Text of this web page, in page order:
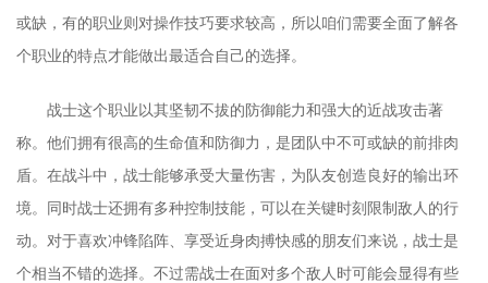
或缺，有的职业则对操作技巧要求较高，所以咱们需要全面了解各
个职业的特点才能做出最适合自己的选择。
战士这个职业以其坚韧不拔的防御能力和强大的近战攻击著
称。他们拥有很高的生命值和防御力，是团队中不可或缺的前排肉
盾。在战斗中，战士能够承受大量伤害，为队友创造良好的输出环
境。同时战士还拥有多种控制技能，可以在关键时刻限制敌人的行
动。对于喜欢冲锋陷阵、享受近身肉搏快感的朋友们来说，战士是
个相当不错的选择。不过需战士在面对多个敌人时可能会显得有些